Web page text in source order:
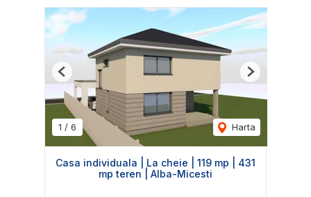
1 / 6 Harta
Previous Next
Casa individuala | La cheie | 119 mp | 431
mp teren | Alba-Micesti